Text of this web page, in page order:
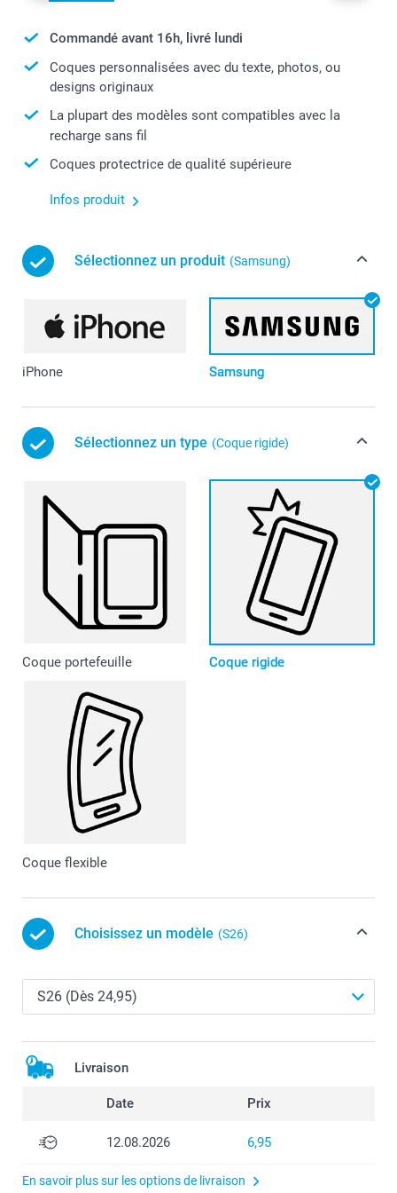
Commandé avant 16h, livré lundi
Coques personnalisées avec du texte, photos, ou
designs originaux
La plupart des modèles sont compatibles avec la
recharge sans fil
Coques protectrice de qualité supérieure
Infos produit
Sélectionnez un produit (Samsung)
iPhone Samsung
Sélectionnez un type (Coque rigide)
Coque portefeuille Coque rigide
Coque flexible
Choisissez un modèle (S26)
Livraison
Date Prix
12.08.2026 6,95
En savoir plus sur les options de livraison